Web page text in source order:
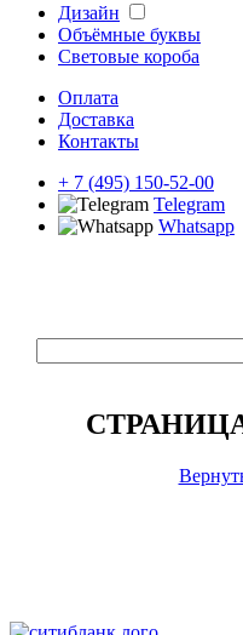
Дизайн
Объёмные буквы
Световые короба
Оплата
Доставка
Контакты
+ 7 (495) 150-52-00
Telegram
Whatsapp